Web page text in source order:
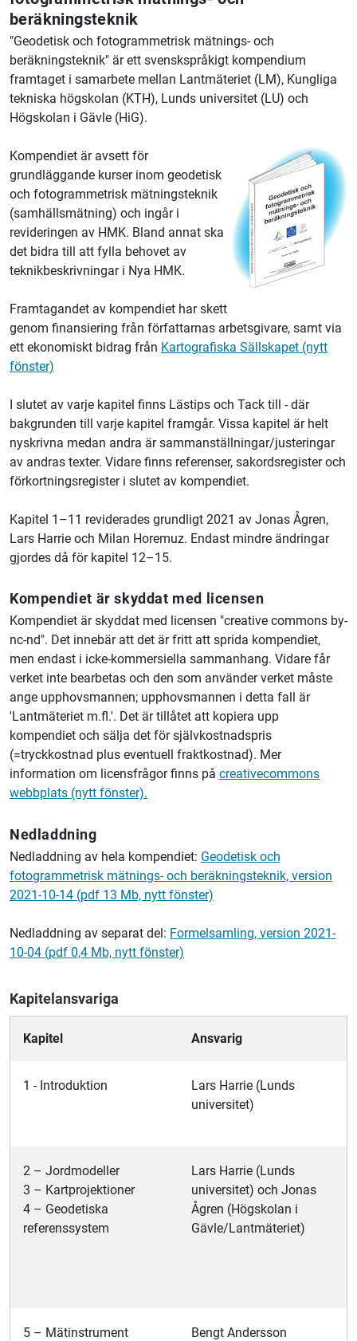
beräkningsteknik
"Geodetisk och fotogrammetrisk mätnings- och
beräkningsteknik" är ett svenskspråkigt kompendium
framtaget i samarbete mellan Lantmäteriet (LM), Kungliga
tekniska högskolan (KTH), Lunds universitet (LU) och
Högskolan i Gävle (HiG).
Kompendiet är avsett för
grundläggande kurser inom geodetisk
och fotogrammetrisk mätningsteknik
(samhällsmätning) och ingår i
revideringen av HMK. Bland annat ska
det bidra till att fylla behovet av
teknikbeskrivningar i Nya HMK.
Framtagandet av kompendiet har skett
genom finansiering från författarnas arbetsgivare, samt via
ett ekonomiskt bidrag från Kartografiska Sällskapet (nytt
fönster)
I slutet av varje kapitel finns Lästips och Tack till - där
bakgrunden till varje kapitel framgår. Vissa kapitel är helt
nyskrivna medan andra är sammanställningar/justeringar
av andras texter. Vidare finns referenser, sakordsregister och
förkortningsregister i slutet av kompendiet.
Kapitel 1–11 reviderades grundligt 2021 av Jonas Ågren,
Lars Harrie och Milan Horemuz. Endast mindre ändringar
gjordes då för kapitel 12–15.
Kompendiet är skyddat med licensen
Kompendiet är skyddat med licensen "creative commons by-
nc-nd". Det innebär att det är fritt att sprida kompendiet,
men endast i icke-kommersiella sammanhang. Vidare får
verket inte bearbetas och den som använder verket måste
ange upphovsmannen; upphovsmannen i detta fall är
'Lantmäteriet m.fl.'. Det är tillåtet att kopiera upp
kompendiet och sälja det för självkostnadspris
(=tryckkostnad plus eventuell fraktkostnad). Mer
information om licensfrågor finns på creativecommons
webbplats (nytt fönster).
Nedladdning
Nedladdning av hela kompendiet: Geodetisk och
fotogrammetrisk mätnings- och beräkningsteknik, version
2021-10-14 (pdf 13 Mb, nytt fönster)
Nedladdning av separat del: Formelsamling, version 2021-
10-04 (pdf 0,4 Mb, nytt fönster)
Kapitelansvariga
Kapitel Ansvarig
1 - Introduktion
Lars Harrie (Lunds
universitet)
2 – Jordmodeller
3 – Kartprojektioner
4 – Geodetiska
referenssystem
Lars Harrie (Lunds
universitet) och Jonas
Ågren (Högskolan i
Gävle/Lantmäteriet)
5 – Mätinstrument
Bengt Andersson